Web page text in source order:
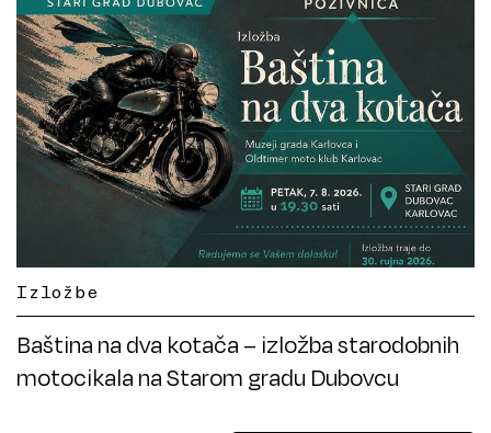
Izložbe
Baština na dva kotača – izložba starodobnih
motocikala na Starom gradu Dubovcu